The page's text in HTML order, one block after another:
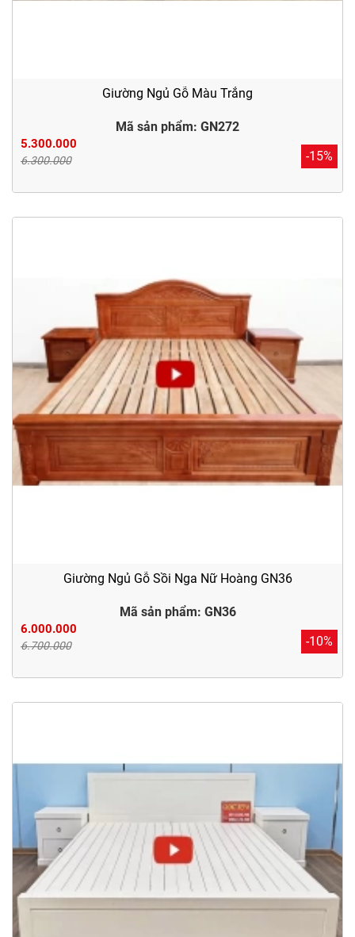
Giường Ngủ Gỗ Màu Trắng
Mã sản phẩm: GN272
5.300.000
6.300.000 -15%
Giường Ngủ Gỗ Sồi Nga Nữ Hoàng GN36
Mã sản phẩm: GN36
6.000.000
6.700.000 -10%